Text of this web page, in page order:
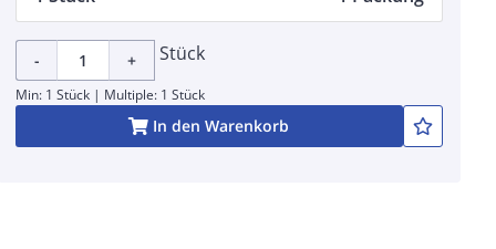
- + Stück
Min: 1 Stück | Multiple: 1 Stück
In den Warenkorb